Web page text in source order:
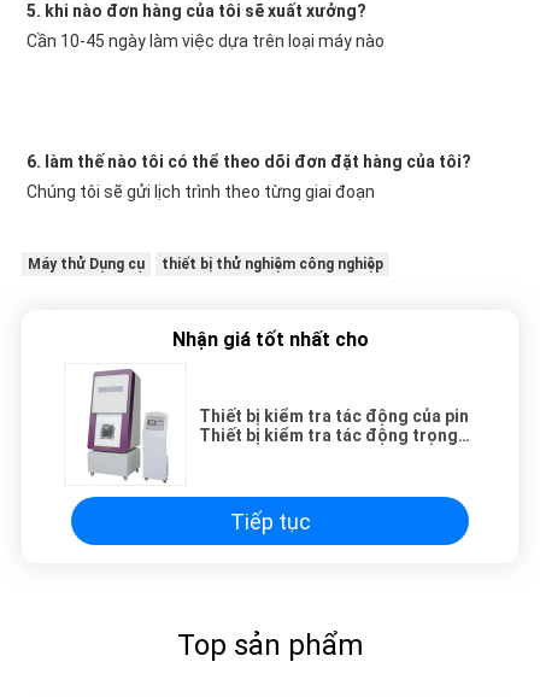
5. khi nào đơn hàng của tôi sẽ xuất xưởng?
Cần 10-45 ngày làm việc dựa trên loại máy nào
6. làm thế nào tôi có thể theo dõi đơn đặt hàng của tôi?
Chúng tôi sẽ gửi lịch trình theo từng giai đoạn
Máy thử Dụng cụ thiết bị thử nghiệm công nghiệp
Nhận giá tốt nhất cho
Thiết bị kiểm tra tác động của pin
Thiết bị kiểm tra tác động trọng
Tiếp tục
Top sản phẩm